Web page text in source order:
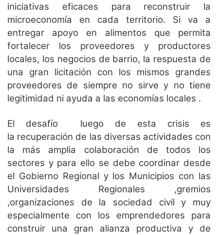
iniciativas eficaces para reconstruir la
microeconomía en cada territorio. Si va a
entregar apoyo en alimentos que permita
fortalecer los proveedores y productores
locales, los negocios de barrio, la respuesta de
una gran licitación con los mismos grandes
proveedores de siempre no sirve y no tiene
legitimidad ni ayuda a las economías locales .
El desafío luego de esta crisis es
la recuperación de las diversas actividades con
la más amplia colaboración de todos los
sectores y para ello se debe coordinar desde
el Gobierno Regional y los Municipios con las
Universidades Regionales ,gremios
,organizaciones de la sociedad civil y muy
especialmente con los emprendedores para
construir una gran alianza productiva y de